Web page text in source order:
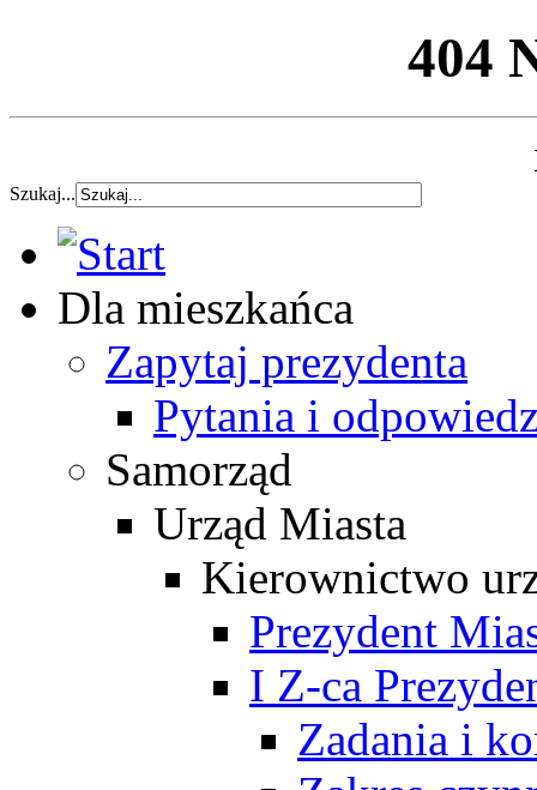
404
Szukaj...
Dla mieszkańca
Zapytaj prezydenta
Pytania i
Samorząd
Urząd Miasta
Kierownictwo
Prezydent
I Z-ca
Zadania i